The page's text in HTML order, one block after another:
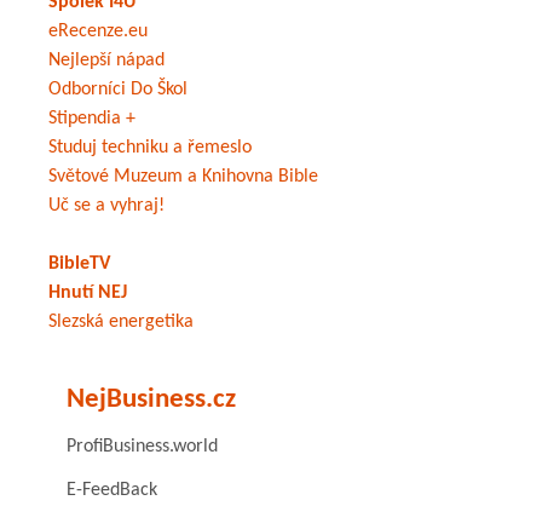
eRecenze.eu
Nejlepší nápad
Odborníci Do Škol
Stipendia +
Studuj techniku a řemeslo
Světové Muzeum a Knihovna Bible
Uč se a vyhraj!
BibleTV
Hnutí NEJ
Slezská energetika
NejBusiness.cz
ProfiBusiness.world
E-FeedBack